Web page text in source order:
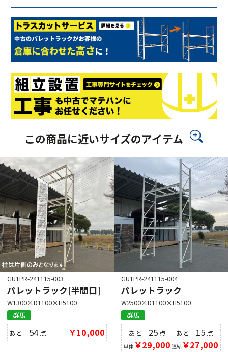
この商品に近いサイズのアイテム
GU1PR-241115-003
パレットラック[半間口]
W1300×D1100×H5100
群馬
あと 54点 ￥10,000
GU1PR-241115-004
パレットラック
W2500×D1100×H5100
群馬
あと 25点
単体 ￥29,000
あと 15 点
連結￥27,000